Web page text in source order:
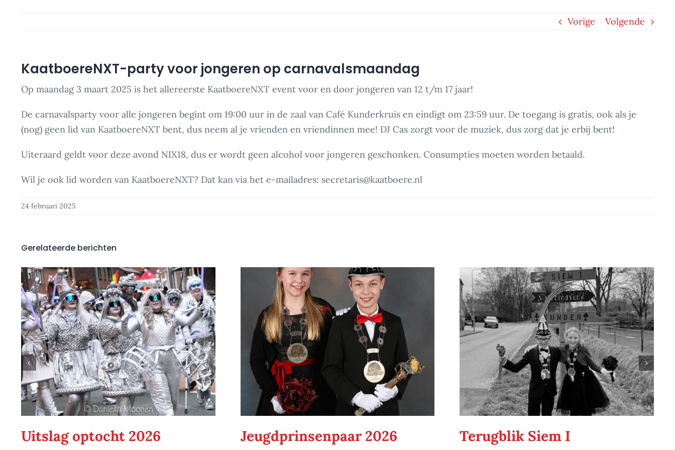
Vorige Volgende
KaatboereNXT-party voor jongeren op carnavalsmaandag
Op maandag 3 maart 2025 is het allereerste KaatboereNXT event voor en door jongeren van 12 t/m 17 jaar!
De carnavalsparty voor alle jongeren begint om 19:00 uur in de zaal van Café Kunderkruis en eindigt om 23:59 uur. De toegang is gratis, ook als je
(nog) geen lid van KaatboereNXT bent, dus neem al je vrienden en vriendinnen mee! DJ Cas zorgt voor de muziek, dus zorg dat je erbij bent!
Uiteraard geldt voor deze avond NIX18, dus er wordt geen alcohol voor jongeren geschonken. Consumpties moeten worden betaald.
Wil je ook lid worden van KaatboereNXT? Dat kan via het e-mailadres: secretaris@kaatboere.nl
24 februari 2025
Gerelateerde berichten
Uitslag optocht 2026 Jeugdprinsenpaar 2026 Terugblik Siem I